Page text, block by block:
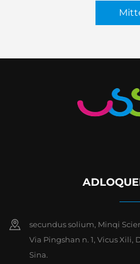
secundus solium, Minqi
Via Pingshan n. 1, Vicus Xili,
Sina.